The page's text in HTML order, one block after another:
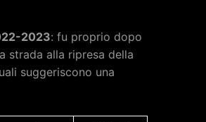
2023: fu proprio dopo
strada alla ripresa della
suggeriscono una